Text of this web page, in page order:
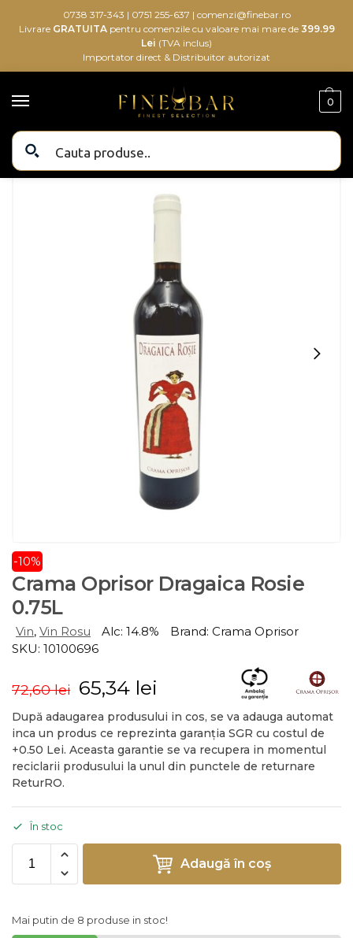
0738 317-343 | 0751 255-637 | comenzi@finebar.ro
Livrare GRATUITA pentru comenzile cu valoare mai mare de399.99
Lei (TVA inclus)
Importator direct & Distribuitor autorizat
0
Bauturi alcoolice Bauturi
-10%
Crama Oprisor Dragaica Rosie
0.75L
Vin, Vin Rosu Alc: 14.8%
Brand: Crama Oprisor
SKU: 10100696
72,60lei 65,34 lei
După adaugarea produsului in cos, se va adauga automat
inca un produs ce reprezinta garanția SGR cu costul de
+0.50 Lei. Aceasta garantie se va recupera in momentul
reciclarii produsului la unul din punctele de returnare
ReturRO.
În stoc
Adaugă în coș
Mai putin de 8 produse in stoc!